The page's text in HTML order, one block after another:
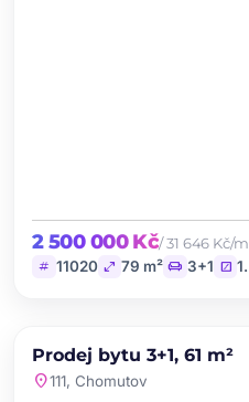
2 500 000 Kč/ 31 646 Kč/
tag 11020 open_in_full 79 m² chair 3+1 stairs
PRODEJ NOVINKA
Prodej bytu 3+1, 61 m²
location_on111, Chomutov